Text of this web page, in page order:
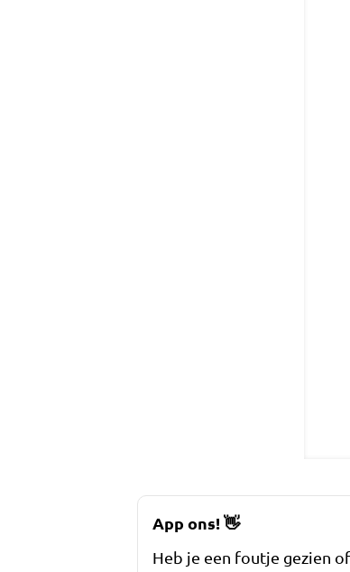
App ons!👋
Heb je een foutje gezien